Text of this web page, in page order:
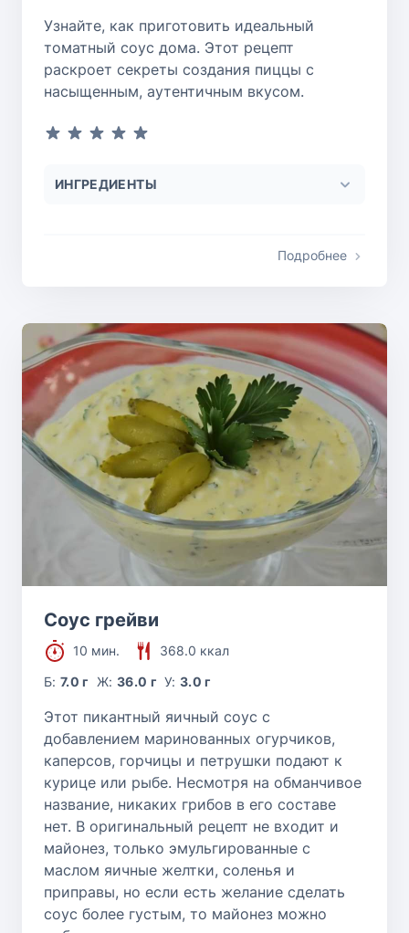
Узнайте, как приготовить идеальный
томатный соус дома. Этот рецепт
раскроет секреты создания пиццы с
насыщенным, аутентичным вкусом.
ИНГРЕДИЕНТЫ
Подробнее
Соус грейви
10 мин.
368.0 ккал
Б:7.0 г Ж: 36.0 г У:3.0 г
Этот пикантный яичный соус с
добавлением маринованных огурчиков,
каперсов, горчицы и петрушки подают к
курице или рыбе. Несмотря на обманчивое
название, никаких грибов в его составе
нет. В оригинальный рецепт не входит и
майонез, только эмульгированные с
маслом яичные желтки, соленья и
приправы, но если есть желание сделать
соус более густым, то майонез можно